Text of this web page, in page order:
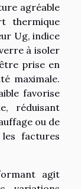
agréable
thermique
Ug, indice
à isoler
prise en
maximale.
favorise
réduisant
ou de
factures
agit